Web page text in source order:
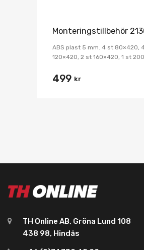
Monteringstillbehör
ABS plast 5 mm. 4 st 80×420,
120×420, 2 st 160×420, 1 st
499 kr
TH Online AB, Gröna Lund 108
438 98, Hindås